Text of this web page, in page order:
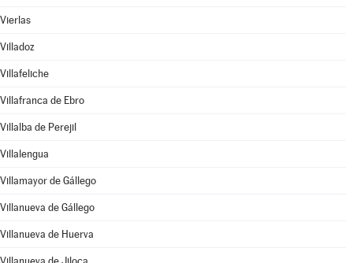
Vierlas
Villadoz
Villafeliche
Villafranca de Ebro
Villalba de Perejil
Villalengua
Villamayor de Gállego
Villanueva de Gállego
Villanueva de Huerva